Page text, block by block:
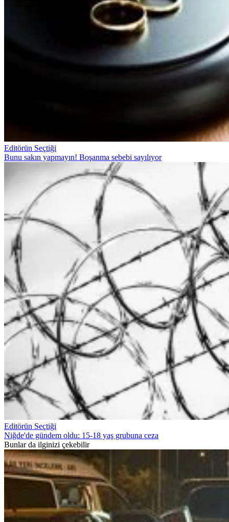
Editörün Seçtiği
Bunu sakın yapmayın! Boşanma sebebi sayılıyor
Editörün Seçtiği
Niğde'de gündem oldu: 15-18 yaş grubuna ceza
Bunlar da ilginizi çekebilir